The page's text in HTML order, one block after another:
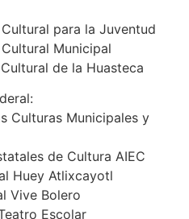
para la Juventud
Municipal
de la Huasteca
Culturas Municipales y
de Cultura AIEC
Huey Atlixcayotl
Vive Bolero
Escolar